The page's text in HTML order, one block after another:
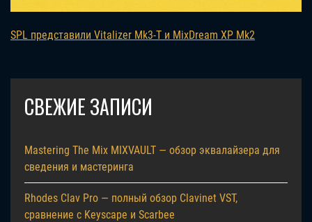
SPL представили Vitalizer Mk3-T и MixDream XP Mk2
СВЕЖИЕ ЗАПИСИ
Mastering The Mix MIXVAULT — обзор эквалайзера для
сведения и мастеринга
Rhodes Clav Pro — полный обзор Clavinet VST,
сравнение с Keyscape и Scarbee